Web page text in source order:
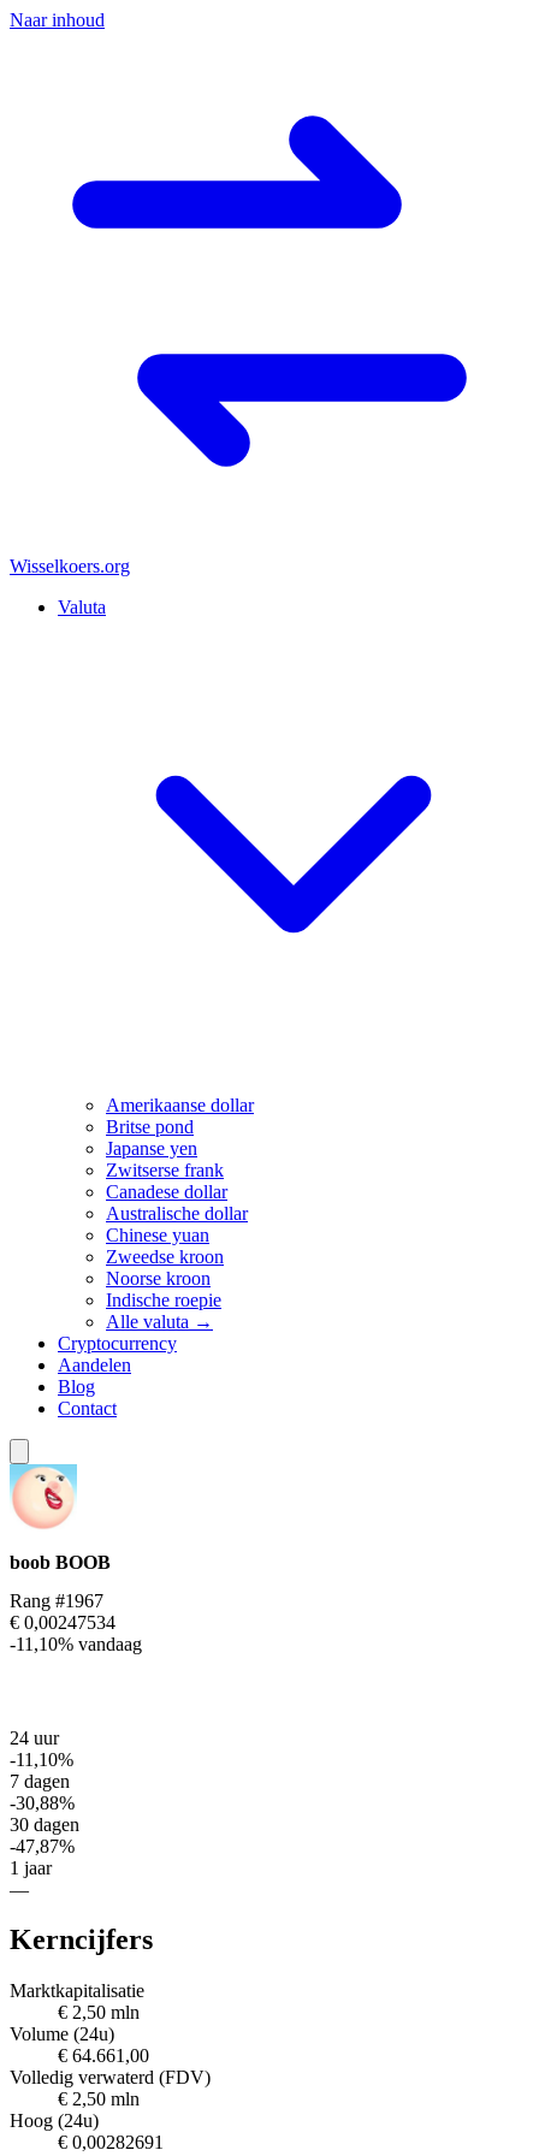
Naar inhoud
Wisselkoers.org
Valuta
Amerikaanse dollar
Britse pond
Japanse yen
Zwitserse frank
Canadese dollar
Australische dollar
Chinese yuan
Zweedse kroon
Noorse kroon
Indische roepie
Alle valuta →
Cryptocurrency
Aandelen
Blog
Contact
boob BOOB
Rang #1967
€ 0,00247534
-11,10% vandaag
24 uur
-11,10%
7 dagen
-30,88%
30 dagen
-47,87%
1 jaar
—
Kerncijfers
Marktkapitalisatie
€ 2,50 mln
Volume (24u)
€ 64.661,00
Volledig verwaterd (FDV)
€ 2,50 mln
Hoog (24u)
€ 0,00282691